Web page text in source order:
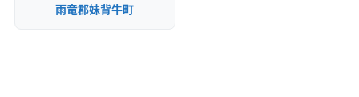
雨竜郡妹背牛町